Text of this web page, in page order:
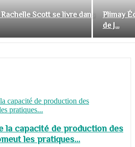
Scott se livre dans
Plimay
de J...
la capacité de production des
les pratiques...